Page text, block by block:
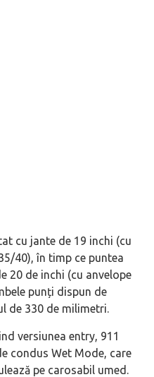
cu jante de 19 inchi (cu
40), în timp ce puntea
20 de inchi (cu anvelope
punți dispun de
de 330 de milimetri.
versiunea entry, 911
condus Wet Mode, care
pe carosabil umed.